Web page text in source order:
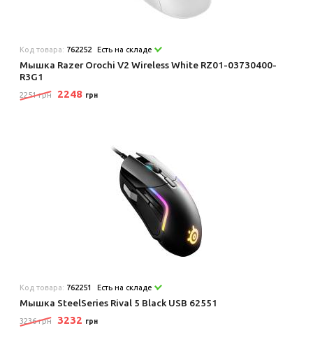
Код товара: 762252 Есть на складе
Мышка Razer Orochi V2 Wireless White RZ01-03730400-
R3G1
2251 грн 2248 грн
Код товара: 762251 Есть на складе
Мышка SteelSeries Rival 5 Black USB 62551
3236 грн 3232 грн